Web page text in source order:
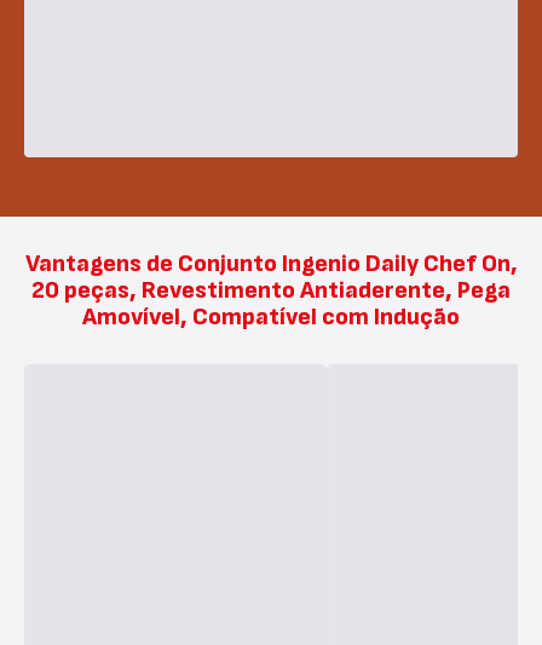
Vantagens de Conjunto Ingenio Daily Chef On,
20 peças, Revestimento Antiaderente, Pega
Amovível, Compatível com Indução